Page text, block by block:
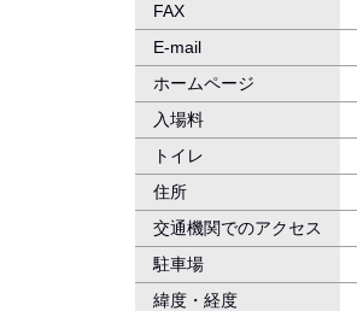
FAX
E-mail
ホームページ
入場料
トイレ
住所
交通機関でのアクセス
駐車場
緯度・経度